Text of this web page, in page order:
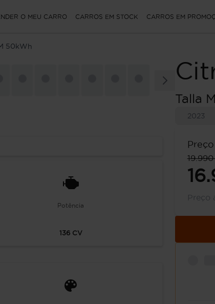
O MEU CARRO CARROS EM STOCK CARROS EM
50kWh
Talla
2023
19.990
Preço
Potência
136CV